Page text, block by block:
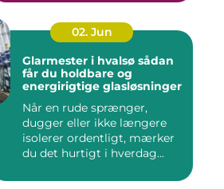
02. Jun
Glarmester i hvalsø sådan
får du holdbare og
energirigtige glasløsninger
Når en rude sprænger,
dugger eller ikke længere
isolerer ordentligt, mærker
du det hurtigt i hverdag...